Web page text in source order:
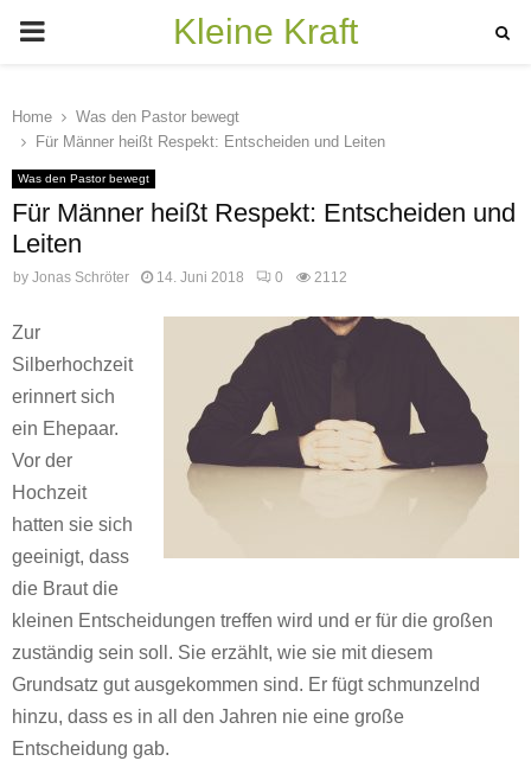
PRIMARY
Kleine Kraft
Home
Was den Pastor bewegt
Für Männer heißt Respekt: Entscheiden und Leiten
Was den Pastor bewegt
Für Männer heißt Respekt: Entscheiden und
Leiten
by Jonas Schröter 14. Juni 2018 0 2112
Zur
Silberhochzeit
erinnert sich
ein Ehepaar.
Vor der
Hochzeit
hatten sie sich
geeinigt, dass
die Braut die
kleinen Entscheidungen treffen wird und er für die großen
zuständig sein soll. Sie erzählt, wie sie mit diesem
Grundsatz gut ausgekommen sind. Er fügt schmunzelnd
hinzu, dass es in all den Jahren nie eine große
Entscheidung gab.